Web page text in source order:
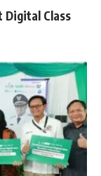
Digital Class